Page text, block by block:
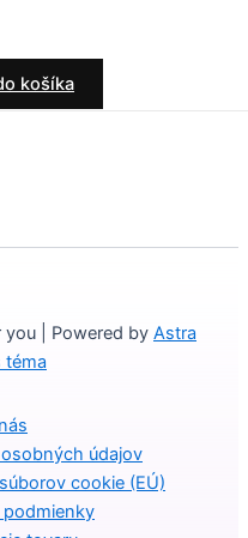
košíka
| Powered by Astra
téma
údajov
cookie (EÚ)